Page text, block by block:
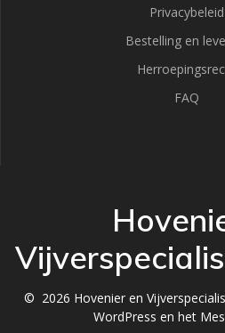
Privacybeleid
Bestelling en
FAQ
© 2026 Hovenier en
WordPress en het